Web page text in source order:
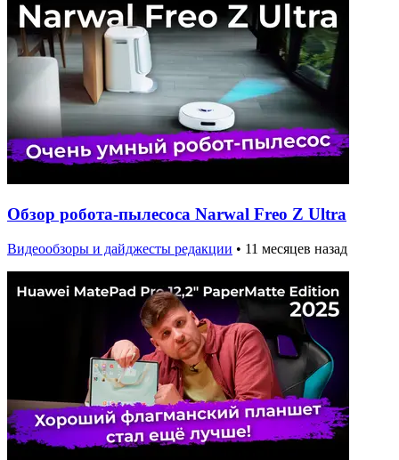
Обзор робота-пылесоса Narwal Freo Z Ultra
Видеообзоры и дайджесты редакции • 11 месяцев назад